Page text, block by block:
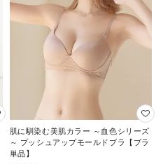
肌に馴染む美肌カラー ～血色シリーズ
～ プッシュアップモールドブラ【ブラ
単品】